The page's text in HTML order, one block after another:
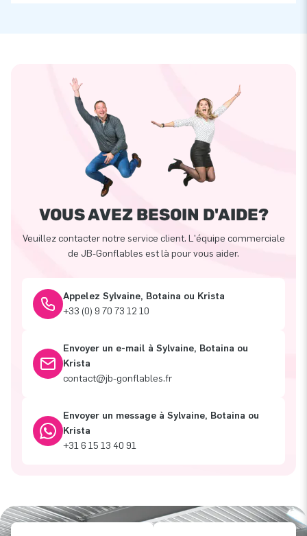
VOUS AVEZ BESOIN D'AIDE?
Veuillez contacter notre service client. L'équipe commerciale
de JB-Gonflables est là pour vous aider.
Appelez Sylvaine, Botaina ou Krista
+33 (0) 9 70 73 12 10
Envoyer un e-mail à Sylvaine, Botaina ou
Krista
contact@jb-gonflables.fr
Envoyer un message à Sylvaine, Botaina ou
Krista
+31 6 15 13 40 91